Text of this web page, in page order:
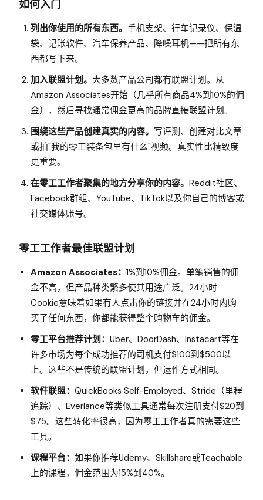
如何入门
列出你使用的所有东西。 手机支架、行车记录仪、保温
袋、记账软件、汽车保养产品、降噪耳机——把所有东
西都写下来。
加入联盟计划。 大多数产品公司都有联盟计划。从
Amazon Associates开始（几乎所有商品4%到10%的佣
金），然后寻找通常佣金更高的品牌直接联盟计划。
围绕这些产品创建真实的内容。 写评测、创建对比文章
或拍"我的零工装备包里有什么"视频。真实性比精致度
更重要。
在零工工作者聚集的地方分享你的内容。 Reddit社区、
Facebook群组、YouTube、TikTok以及你自己的博客或
社交媒体账号。
零工工作者最佳联盟计划
Amazon Associates： 1%到10%佣金。单笔销售的佣
金不高，但产品种类繁多使其用途广泛。24小时
Cookie意味着如果有人点击你的链接并在24小时内购
买了任何东西，你都能获得整个购物车的佣金。
零工平台推荐计划： Uber、DoorDash、Instacart等在
许多市场为每个成功推荐的司机支付$100到$500以
上。这些不是传统的联盟计划，但运作方式相同。
软件联盟： QuickBooks Self-Employed、Stride（里程
追踪）、Everlance等类似工具通常每次注册支付$20到
$75。这些转化率很高，因为零工工作者真的需要这些
工具。
课程平台： 如果你推荐Udemy、Skillshare或Teachable
上的课程，佣金范围为15%到40%。